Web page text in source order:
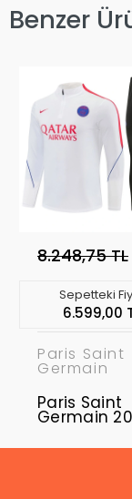
Benzer
8.248,75 TL
Sepetteki
6.599,00
Paris Saint
Germain
Paris Saint
Germain
Takımı